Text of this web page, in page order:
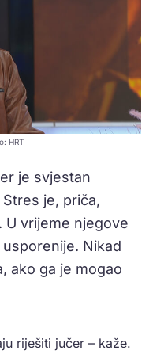
HRT
je svjestan
je, priča,
U vrijeme njegove
Nikad
ako ga je mogao
riješiti jučer – kaže.